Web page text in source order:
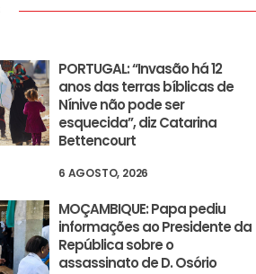
PORTUGAL: “Invasão há 12
anos das terras bíblicas de
Nínive não pode ser
esquecida”, diz Catarina
Bettencourt
6 AGOSTO, 2026
MOÇAMBIQUE: Papa pediu
informações ao Presidente da
República sobre o
assassinato de D. Osório